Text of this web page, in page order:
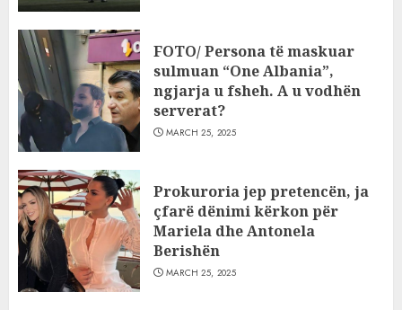
FOTO/ Persona të maskuar
sulmuan “One Albania”,
ngjarja u fsheh. A u vodhën
serverat?
MARCH 25, 2025
Prokuroria jep pretencën, ja
çfarë dënimi kërkon për
Mariela dhe Antonela
Berishën
MARCH 25, 2025